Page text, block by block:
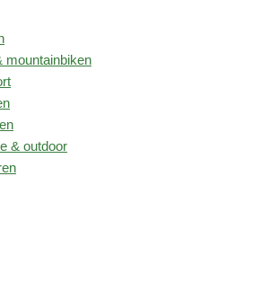
mountainbiken
& outdoor